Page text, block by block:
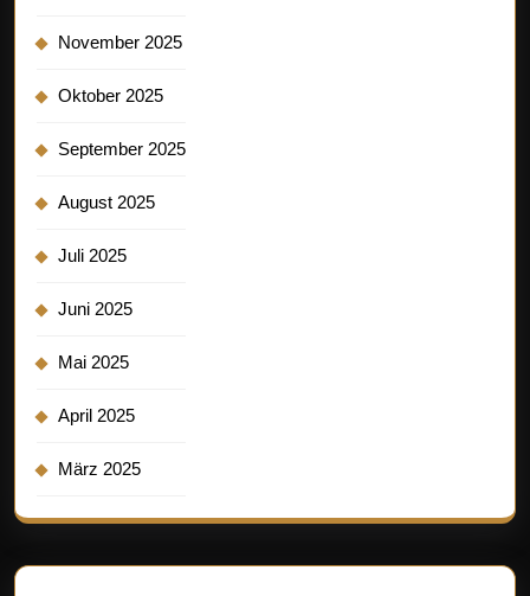
November 2025
Oktober 2025
September 2025
August 2025
Juli 2025
Juni 2025
Mai 2025
April 2025
März 2025